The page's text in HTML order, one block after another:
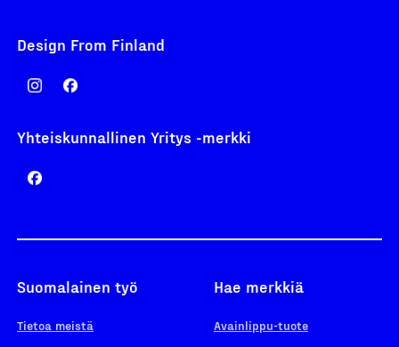
Design From Finland
Yhteiskunnallinen Yritys -merkki
Suomalainen työ
Tietoa meistä
Hae merkkiä
Avainlippu-tuote